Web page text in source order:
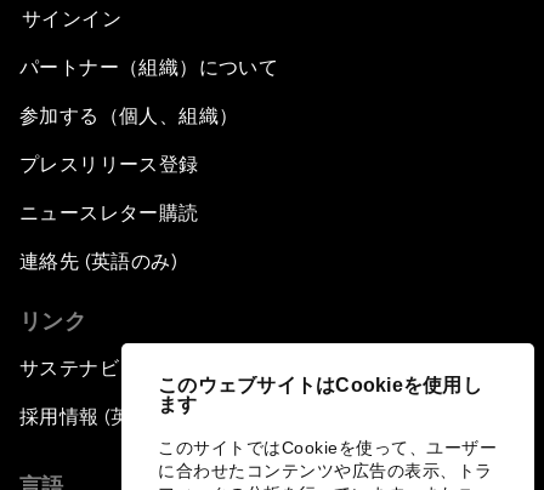
このウェブサイトはCookieを使用し
ます
このサイトではCookieを使って、ユーザー
に合わせたコンテンツや広告の表示、トラ
サインイン
パートナー（組織）について
参加する（個人、組織）
プレスリリース登録
ニュースレター購読
連絡先 (英語のみ)
リンク
サステナビリティへの取り組み
採用情報 (英語のみ)